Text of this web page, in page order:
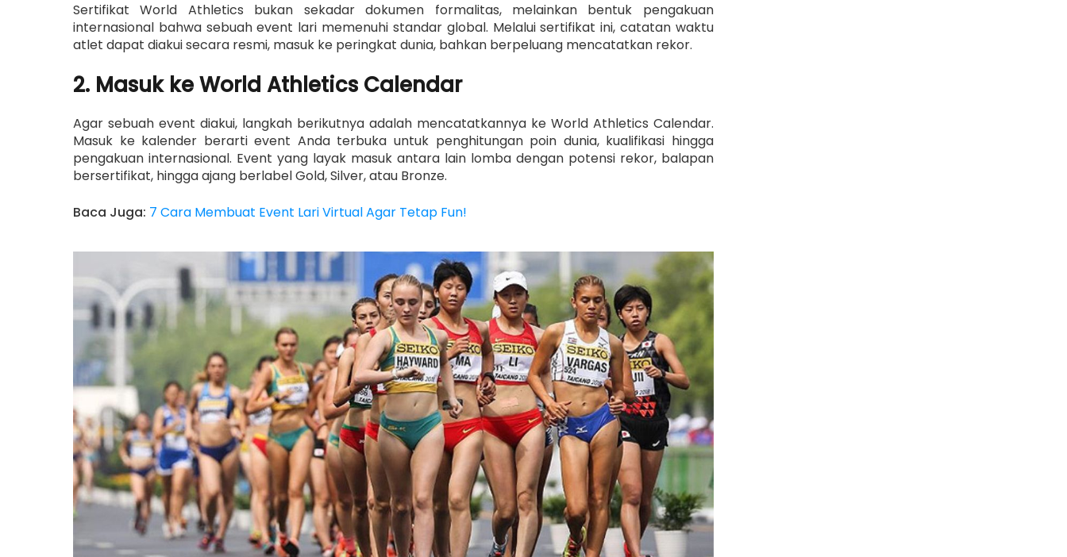
Sertifikat World Athletics bukan sekadar dokumen formalitas, melainkan bentuk pengakuan
internasional bahwa sebuah event lari memenuhi standar global. Melalui sertifikat ini, catatan waktu
atlet dapat diakui secara resmi, masuk ke peringkat dunia, bahkan berpeluang mencatatkan rekor.
2. Masuk ke World Athletics Calendar
Agar sebuah event diakui, langkah berikutnya adalah mencatatkannya ke World Athletics Calendar.
Masuk ke kalender berarti event Anda terbuka untuk penghitungan poin dunia, kualifikasi hingga
pengakuan internasional. Event yang layak masuk antara lain lomba dengan potensi rekor, balapan
bersertifikat, hingga ajang berlabel Gold, Silver, atau Bronze.
Baca Juga: 7 Cara Membuat Event Lari Virtual Agar Tetap Fun!